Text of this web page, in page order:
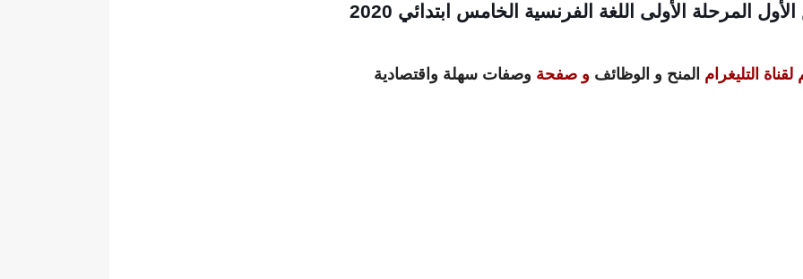
المرحلة الأولى اللغة الفرنسية الخامس ابتدائي 2020
التليغرام المنح و الوظائف و صفحة وصفات سهلة واقتصادية